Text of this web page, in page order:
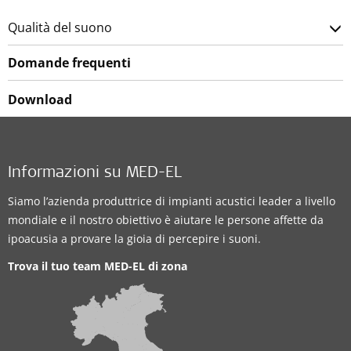
Qualità del suono
Domande frequenti
Download
Informazioni su MED-EL
Siamo l’azienda produttrice di impianti acustici leader a livello
mondiale e il nostro obiettivo è aiutare le persone affette da
ipoacusia a provare la gioia di percepire i suoni.
Trova il tuo team MED-EL di zona